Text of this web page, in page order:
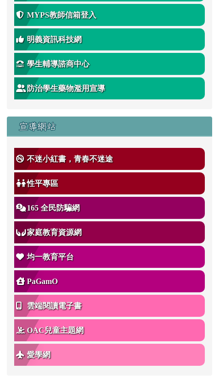
MYPS教師信箱登入
明義資訊科技網
學生輔導諮商中心
防治學生藥物濫用宣導
宣導網站
不迷小紅書，青春不迷途
性平專區
165 全民防騙網
家庭教育資源網
均一教育平台
PaGamO
雲端閱讀電子書
OAC兒童主題網
愛學網